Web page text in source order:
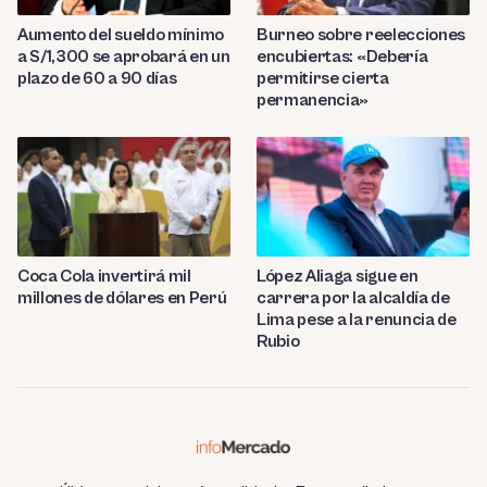
Aumento del sueldo mínimo
a S/1,300 se aprobará en un
plazo de 60 a 90 días
Burneo sobre reelecciones
encubiertas: «Debería
permitirse cierta
permanencia»
Coca Cola invertirá mil
millones de dólares en Perú
López Aliaga sigue en
carrera por la alcaldía de
Lima pese a la renuncia de
Rubio